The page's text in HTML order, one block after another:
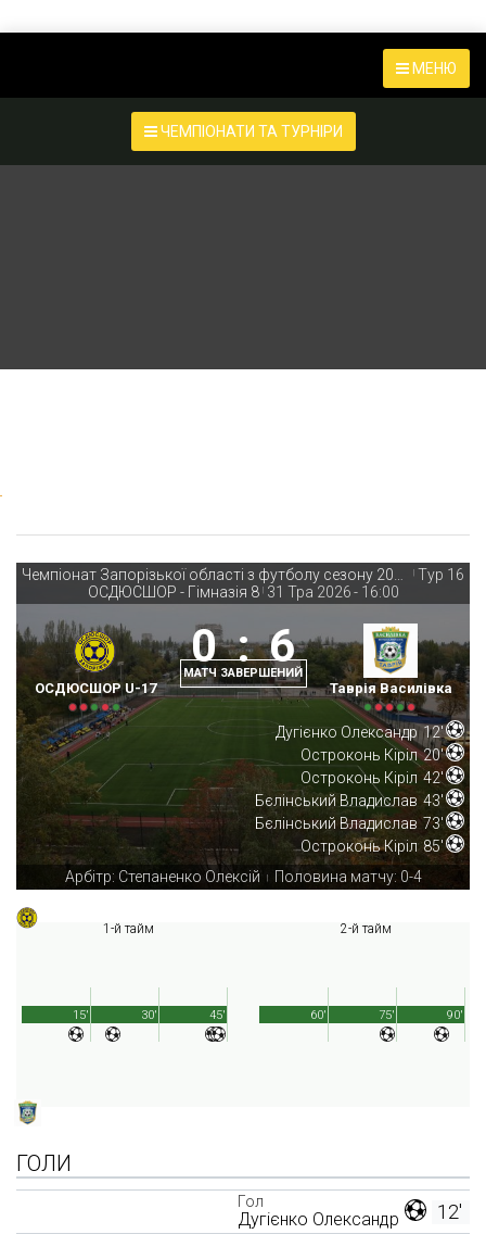
МЕНЮ
ЧЕМПІОНАТИ ТА ТУРНІРИ
| Тур 16
ОСДЮСШОР - Гімназія 8 | 31 Тра 2026- 16:00
ОСДЮСШОР U-17
0 : 6
МАТЧ ЗАВЕРШЕНИЙ
Таврія Василівка
Дугієнко Олександр 12'
Остроконь Кіріл 20'
Остроконь Кіріл 42'
Бєлінський Владислав 43'
Бєлінський Владислав 73'
Остроконь Кіріл 85'
Арбітр: Степаненко Олексій
| Половина матчу: 0-4
1-й тайм
45'
15' 30'
2-й тайм
90'
60' 75'
ГОЛИ
12'
Гол
Дугієнко Олександр